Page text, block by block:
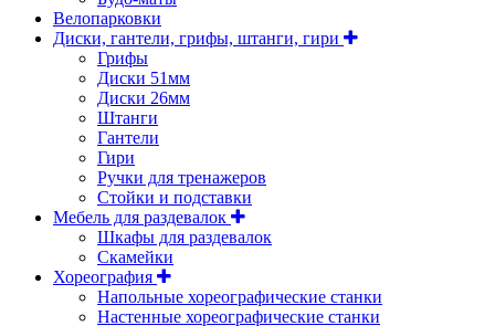
Велопарковки
Диски, гантели, грифы, штанги, гири
Грифы
Диски 51мм
Диски 26мм
Штанги
Гантели
Гири
Ручки для тренажеров
Стойки и подставки
Мебель для раздевалок
Шкафы для раздевалок
Скамейки
Хореография
Напольные хореографические станки
Настенные хореографические станки